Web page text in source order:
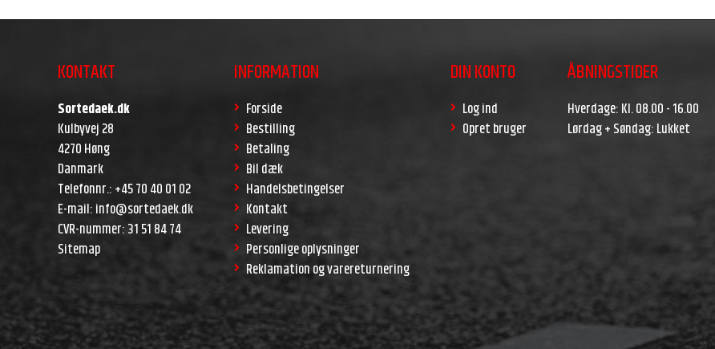
KONTAKT
Sortedaek.dk
Kulbyvej 28
4270 Høng
Danmark
Telefonnr.:+45 70 40 01 02
E-mail:info@sortedaek.dk
CVR-nummer:31 51 84 74
Sitemap
INFORMATION
Forside
Bestilling
Betaling
Bil dæk
Handelsbetingelser
Kontakt
Levering
Personlige oplysninger
Reklamation og varereturnering
DIN KONTO
Log ind
Opret bruger
ÅBNINGSTIDER
Hverdage: Kl. 08.00 - 16.00
Lørdag + Søndag: Lukket